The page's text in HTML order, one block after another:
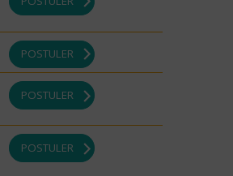
POSTULER
POSTULER
POSTULER